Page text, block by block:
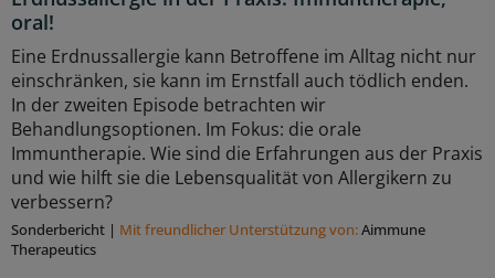
oral!
Eine Erdnussallergie kann Betroffene im Alltag nicht nur
einschränken, sie kann im Ernstfall auch tödlich enden.
In der zweiten Episode betrachten wir
Behandlungsoptionen. Im Fokus: die orale
Immuntherapie. Wie sind die Erfahrungen aus der Praxis
und wie hilft sie die Lebensqualität von Allergikern zu
verbessern?
Sonderbericht | Mit freundlicher Unterstützung von:Aimmune
Therapeutics